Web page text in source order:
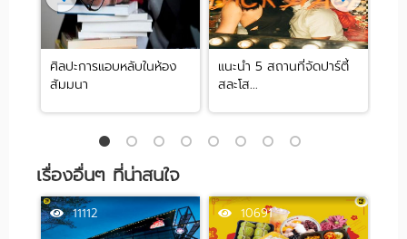
ศิลปะการแอบหลับในห้อง
สัมมนา
แนะนำ 5 สถานที่จัดปาร์ตี้
สละโส...
เรื่องอื่นๆ ที่น่าสนใจ
11112 10691